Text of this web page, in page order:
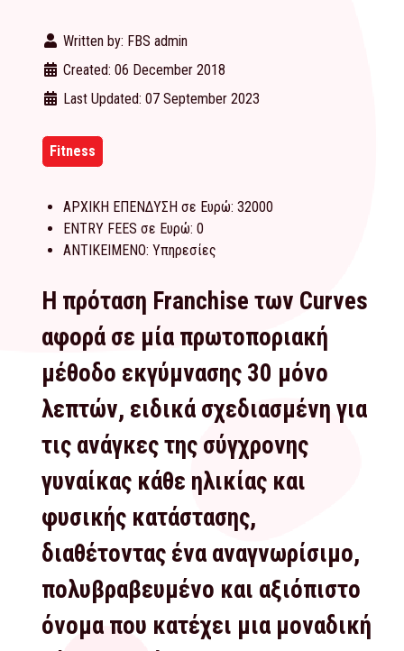
Written by: FBS admin
Created: 06 December 2018
Last Updated: 07 September 2023
Fitness
ΑΡΧΙΚΗ ΕΠΕΝΔΥΣΗ σε Ευρώ: 32000
ENTRY FEES σε Ευρώ: 0
ΑΝΤΙΚΕΙΜΕΝΟ: Υπηρεσίες
Η πρόταση Franchise των Curves
αφορά σε μία πρωτοποριακή
μέθοδο εκγύμνασης 30 μόνο
λεπτών, ειδικά σχεδιασμένη για
τις ανάγκες της σύγχρονης
γυναίκας κάθε ηλικίας και
φυσικής κατάστασης,
διαθέτοντας ένα αναγνωρίσιμο,
πολυβραβευμένο και αξιόπιστο
όνομα που κατέχει μια μοναδική